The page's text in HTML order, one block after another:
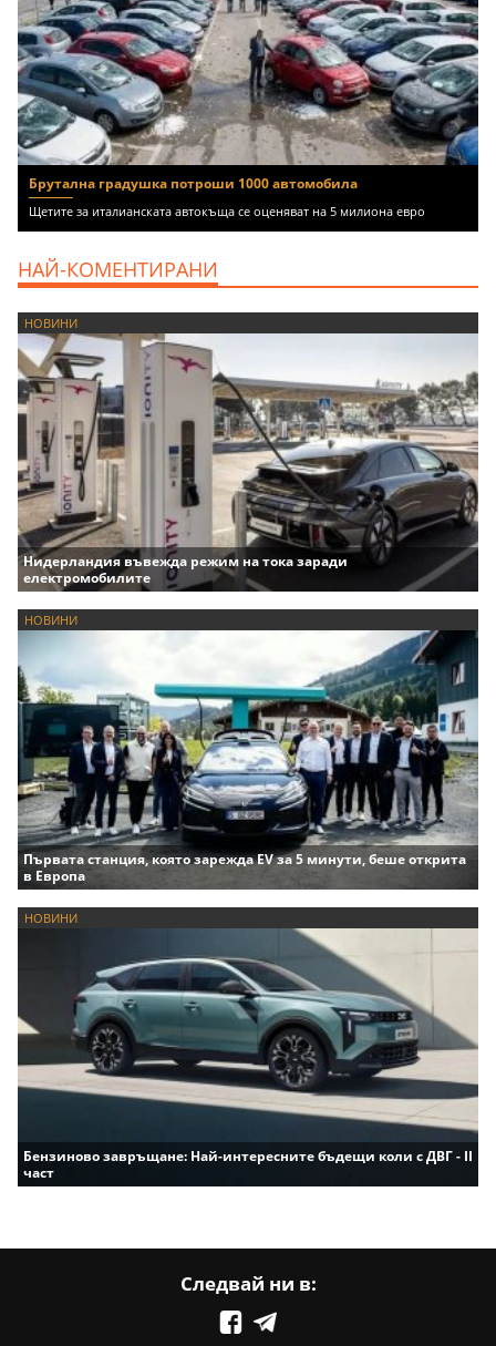
Брутална градушка потроши 1000 автомобила
Щетите за италианската автокъща се оценяват на 5 милиона евро
НАЙ-КОМЕНТИРАНИ
НОВИНИ
Нидерландия въвежда режим на тока заради
електромобилите
НОВИНИ
Първата станция, която зарежда EV за 5 минути, беше открита
в Европа
НОВИНИ
Бензиново завръщане: Най-интересните бъдещи коли с ДВГ - II
част
Следвай ни в: